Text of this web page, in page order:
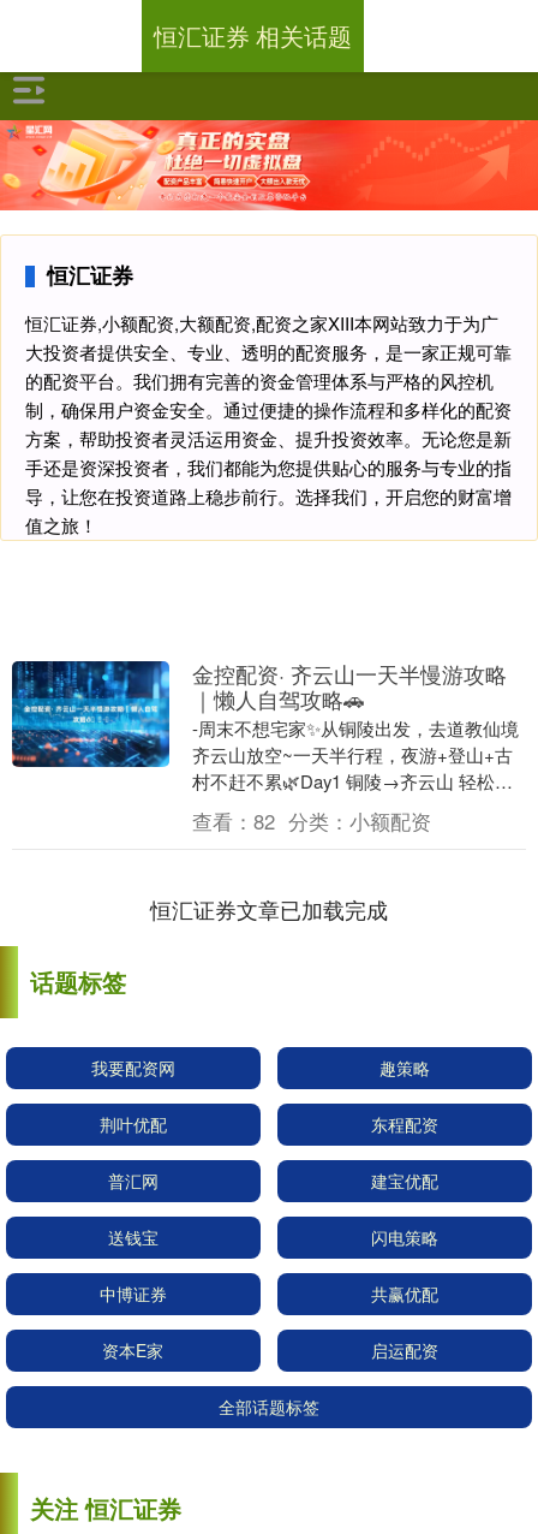
恒汇证券
恒汇证券,小额配资,大额配资,配资之家XIII‌本网站致力于为广
大投资者提供安全、专业、透明的配资服务，是一家正规可靠
的配资平台。我们拥有完善的资金管理体系与严格的风控机
制，确保用户资金安全。通过便捷的操作流程和多样化的配资
方案，帮助投资者灵活运用资金、提升投资效率。无论您是新
手还是资深投资者，我们都能为您提供贴心的服务与专业的指
导，让您在投资道路上稳步前行。选择我们，开启您的财富增
值之旅！
恒汇证券 相关话题
金控配资· 齐云山一天半慢游攻略
｜懒人自驾攻略🚗
-周末不想宅家✨从铜陵出发，去道教仙境
齐云山放空~一天半行程，夜游+登山+古
村不赶不累🌿Day1 铜陵→齐云山 轻松夜
游下午从铜陵自驾出发全程2.5h高速，路
况....
查看： 82 分类： 小额配资
恒汇证券文章已加载完成
话题标签
我要配资网 趣策略
荆叶优配 东程配资
普汇网 建宝优配
送钱宝 闪电策略
中博证券 共赢优配
资本E家 启运配资
全部话题标签
关注 恒汇证券